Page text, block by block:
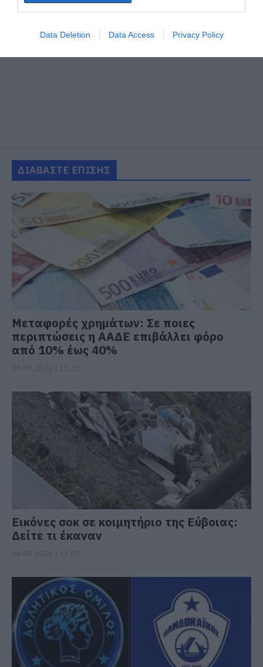
Data Deletion Data Access Privacy Policy
ΔΙΑΒΑΣΤΕ ΕΠΙΣΗΣ
Μεταφορές χρημάτων: Σε ποιες
περιπτώσεις η ΑΑΔΕ επιβάλλει φόρο
από 10% έως 40%
Εικόνες σοκ σε κοιμητήριο της Εύβοιας:
Δείτε τι έκαναν